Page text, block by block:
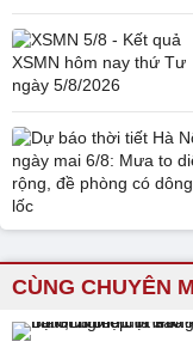
CÙNG CHUYÊN